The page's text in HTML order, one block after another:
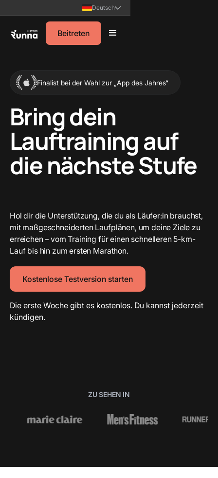
Deutsch
Beitreten
Finalist bei der Wahl zur „App des Jahres“
Bring dein
Lauftraining auf
die nächste Stufe
Hol dir die Unterstützung, die du als Läufer:in brauchst,
mit maßgeschneiderten Laufplänen, um deine Ziele zu
erreichen – vom Training für einen schnelleren 5-km-
Lauf bis hin zum ersten Marathon.
Kostenlose Testversion starten
Die erste Woche gibt es kostenlos. Du kannst jederzeit
kündigen.
ZU SEHEN IN